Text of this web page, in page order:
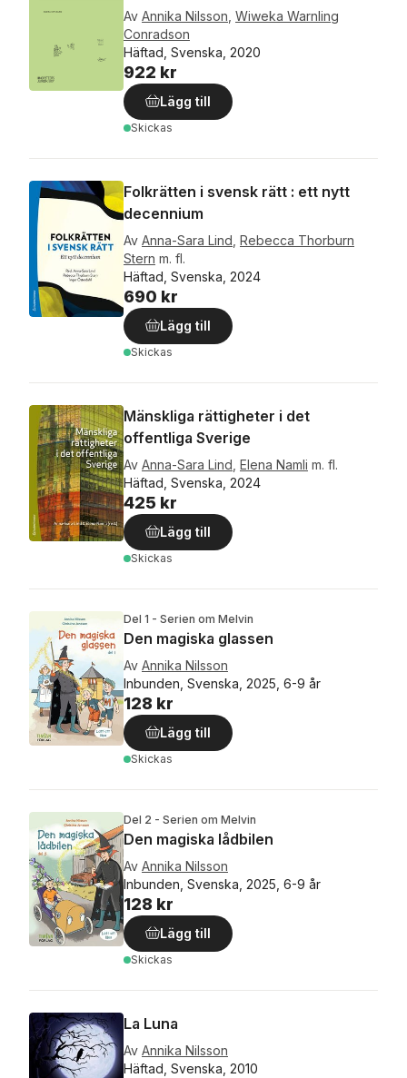
Av Annika Nilsson Wiweka Warnling
Conradson
Häftad, Svenska, 2020
922 kr
Lägg till
Skickas
Folkrätten i svensk rätt : ett nytt
decennium
Av Anna-Sara Lind Rebecca Thorburn
Stern m. fl.
Häftad, Svenska, 2024
690 kr
Lägg till
Skickas
Mänskliga rättigheter i det
offentliga Sverige
Av Anna-Sara Lind Elena Namli m. fl.
Häftad, Svenska, 2024
425 kr
Lägg till
Skickas
Del 1 - Serien om Melvin
Den magiska glassen
Av Annika Nilsson
Inbunden, Svenska, 2025, 6-9 år
128 kr
Lägg till
Skickas
Del 2 - Serien om Melvin
Den magiska lådbilen
Av Annika Nilsson
Inbunden, Svenska, 2025, 6-9 år
128 kr
Lägg till
Skickas
La Luna
Av Annika Nilsson
Häftad, Svenska, 2010